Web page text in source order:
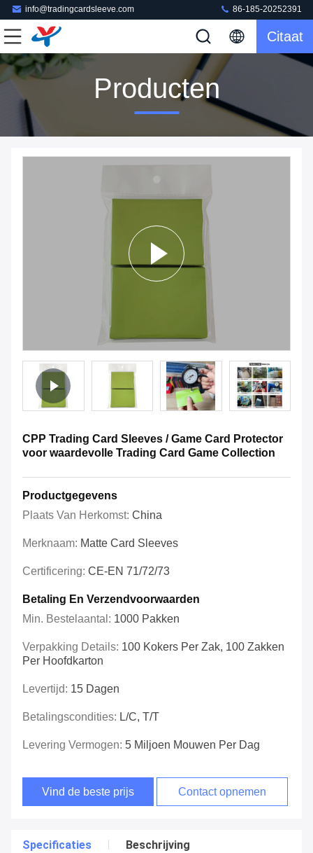
info@tradingcardsleeve.com 86-185-20252391
Citaat
Producten
CPP Trading Card Sleeves / Game Card Protector
voor waardevolle Trading Card Game Collection
Productgegevens
Plaats Van Herkomst: China
Merknaam: Matte Card Sleeves
Certificering: CE-EN 71/72/73
Betaling En Verzendvoorwaarden
Min. Bestelaantal: 1000 Pakken
Verpakking Details: 100 Kokers Per Zak, 100 Zakken
Per Hoofdkarton
Levertijd: 15 Dagen
Betalingscondities: L/C, T/T
Levering Vermogen: 5 Miljoen Mouwen Per Dag
Vind de beste prijs Contact opnemen
Specificaties Beschrijving